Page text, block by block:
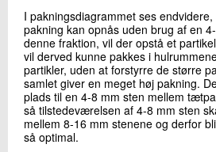
I pakningsdiagrammet ses
pakning kan opnås uden brug af en
denne fraktion, vil der opstå et
vil derved kunne pakkes i
partikler, uden at forstyrre de større
samlet giver en meget høj pakning.
plads til en 4-8 mm sten mellem
så tilstedeværelsen af 4-8 mm sten
mellem 8-16 mm stenene og derfor
så optimal.